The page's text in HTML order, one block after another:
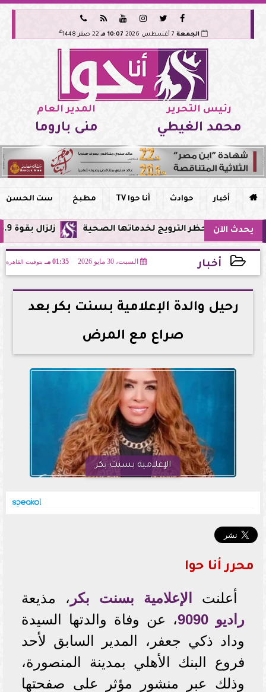






الجمعة 10:07 مـ 22 صفر 1448 هـ
رئيس التحرير
محمد الغيطي
المدير العام
منى باروما
 أخبار حوادث أنا حوا TV مطبخ ست الحسن
يحدث الآن زلزال بقوة 5.9 ريختر يشعر به سكان القاهرة وعدة محافظات.. مركزه شرق البحر المتوسط الترويج لخدماتها الصحية
أخبار السبت، 30 مايو 2026 01:35 مـ بتوقيت القاهرة
2026-05-30 13:35:47
رحيل والدة الإعلامية بسنت بكر بعد
صراع مع المرض
الإعلامية بسنت بكر
محرر أنا حوا
أعلنت الإعلامية بسنت بكر ، مذيعة
راديو 9090
، عن وفاة والدتها السيدة
وداد ذكي جعفر، المدير السابق لأحد
فروع البنك الأهلي بمدينة المنصورة،
وذلك عبر منشور مؤثر على صفحتها